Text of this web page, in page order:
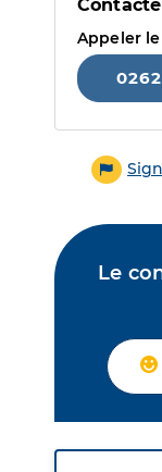
Appeler
Le